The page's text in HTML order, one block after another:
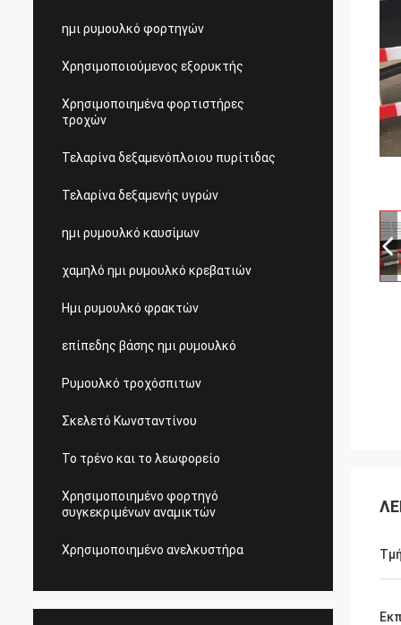
ημι ρυμουλκό φορτηγών
Χρησιμοποιούμενος εξορυκτής
Χρησιμοποιημένα φορτιστήρες
τροχών
Τελαρίνα δεξαμενόπλοιου πυρίτιδας
Τελαρίνα δεξαμενής υγρών
ημι ρυμουλκό καυσίμων
χαμηλό ημι ρυμουλκό κρεβατιών
Ημι ρυμουλκό φρακτών
επίπεδης βάσης ημι ρυμουλκό
Ρυμουλκό τροχόσπιτων
Σκελετό Κωνσταντίνου
Το τρένο και το λεωφορείο
Χρησιμοποιημένο φορτηγό
συγκεκριμένων αναμικτών
Χρησιμοποιημένο ανελκυστήρα